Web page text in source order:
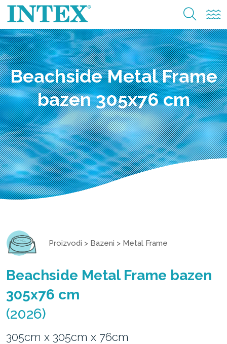
Beachside Metal Frame
bazen 305x76 cm
Proizvodi > Bazeni > Metal Frame
Beachside Metal Frame bazen
305x76 cm
(2026)
305cm x 305cm x 76cm